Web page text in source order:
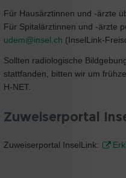
Für Hausärztinnen und -ärzte
Für Spitalärztinnen und -ärzte
udem@insel.ch (InselLink-
Sollten radiologische
stattfanden, bitten wir um
H-NET.
Zuweiserportal
Zuweiserportal InselLink: